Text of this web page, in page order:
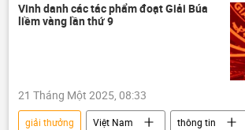
Vinh danh các tác phẩm đoạt Giải Búa
liềm vàng lần thứ 9
21 Tháng Một 2025, 08:33
giải thưởng Việt Nam
thông tin